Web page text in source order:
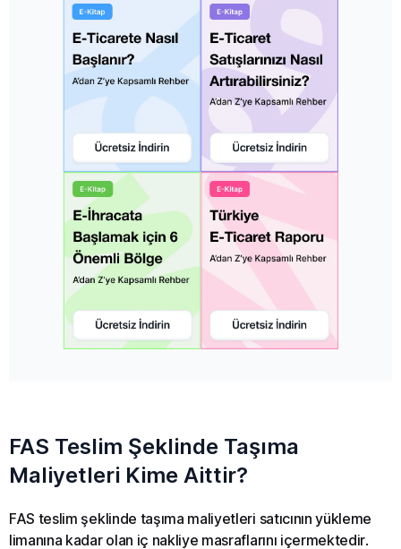
FAS Teslim Şeklinde Taşıma
Maliyetleri Kime Aittir?
FAS teslim şeklinde taşıma maliyetleri satıcının yükleme
limanına kadar olan iç nakliye masraflarını içermektedir.